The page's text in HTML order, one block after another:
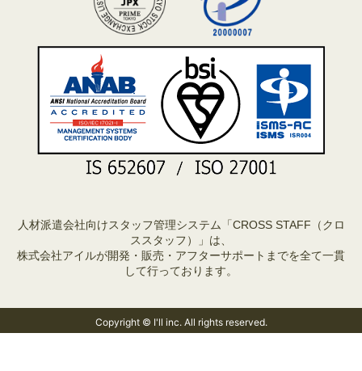
人材派遣会社向けスタッフ管理システム「CROSS STAFF（クロ
ススタッフ）」は、
株式会社アイルが開発・販売・アフターサポートまでを全て一貫
して行っております。
Copyright © I'll inc. All rights reserved.